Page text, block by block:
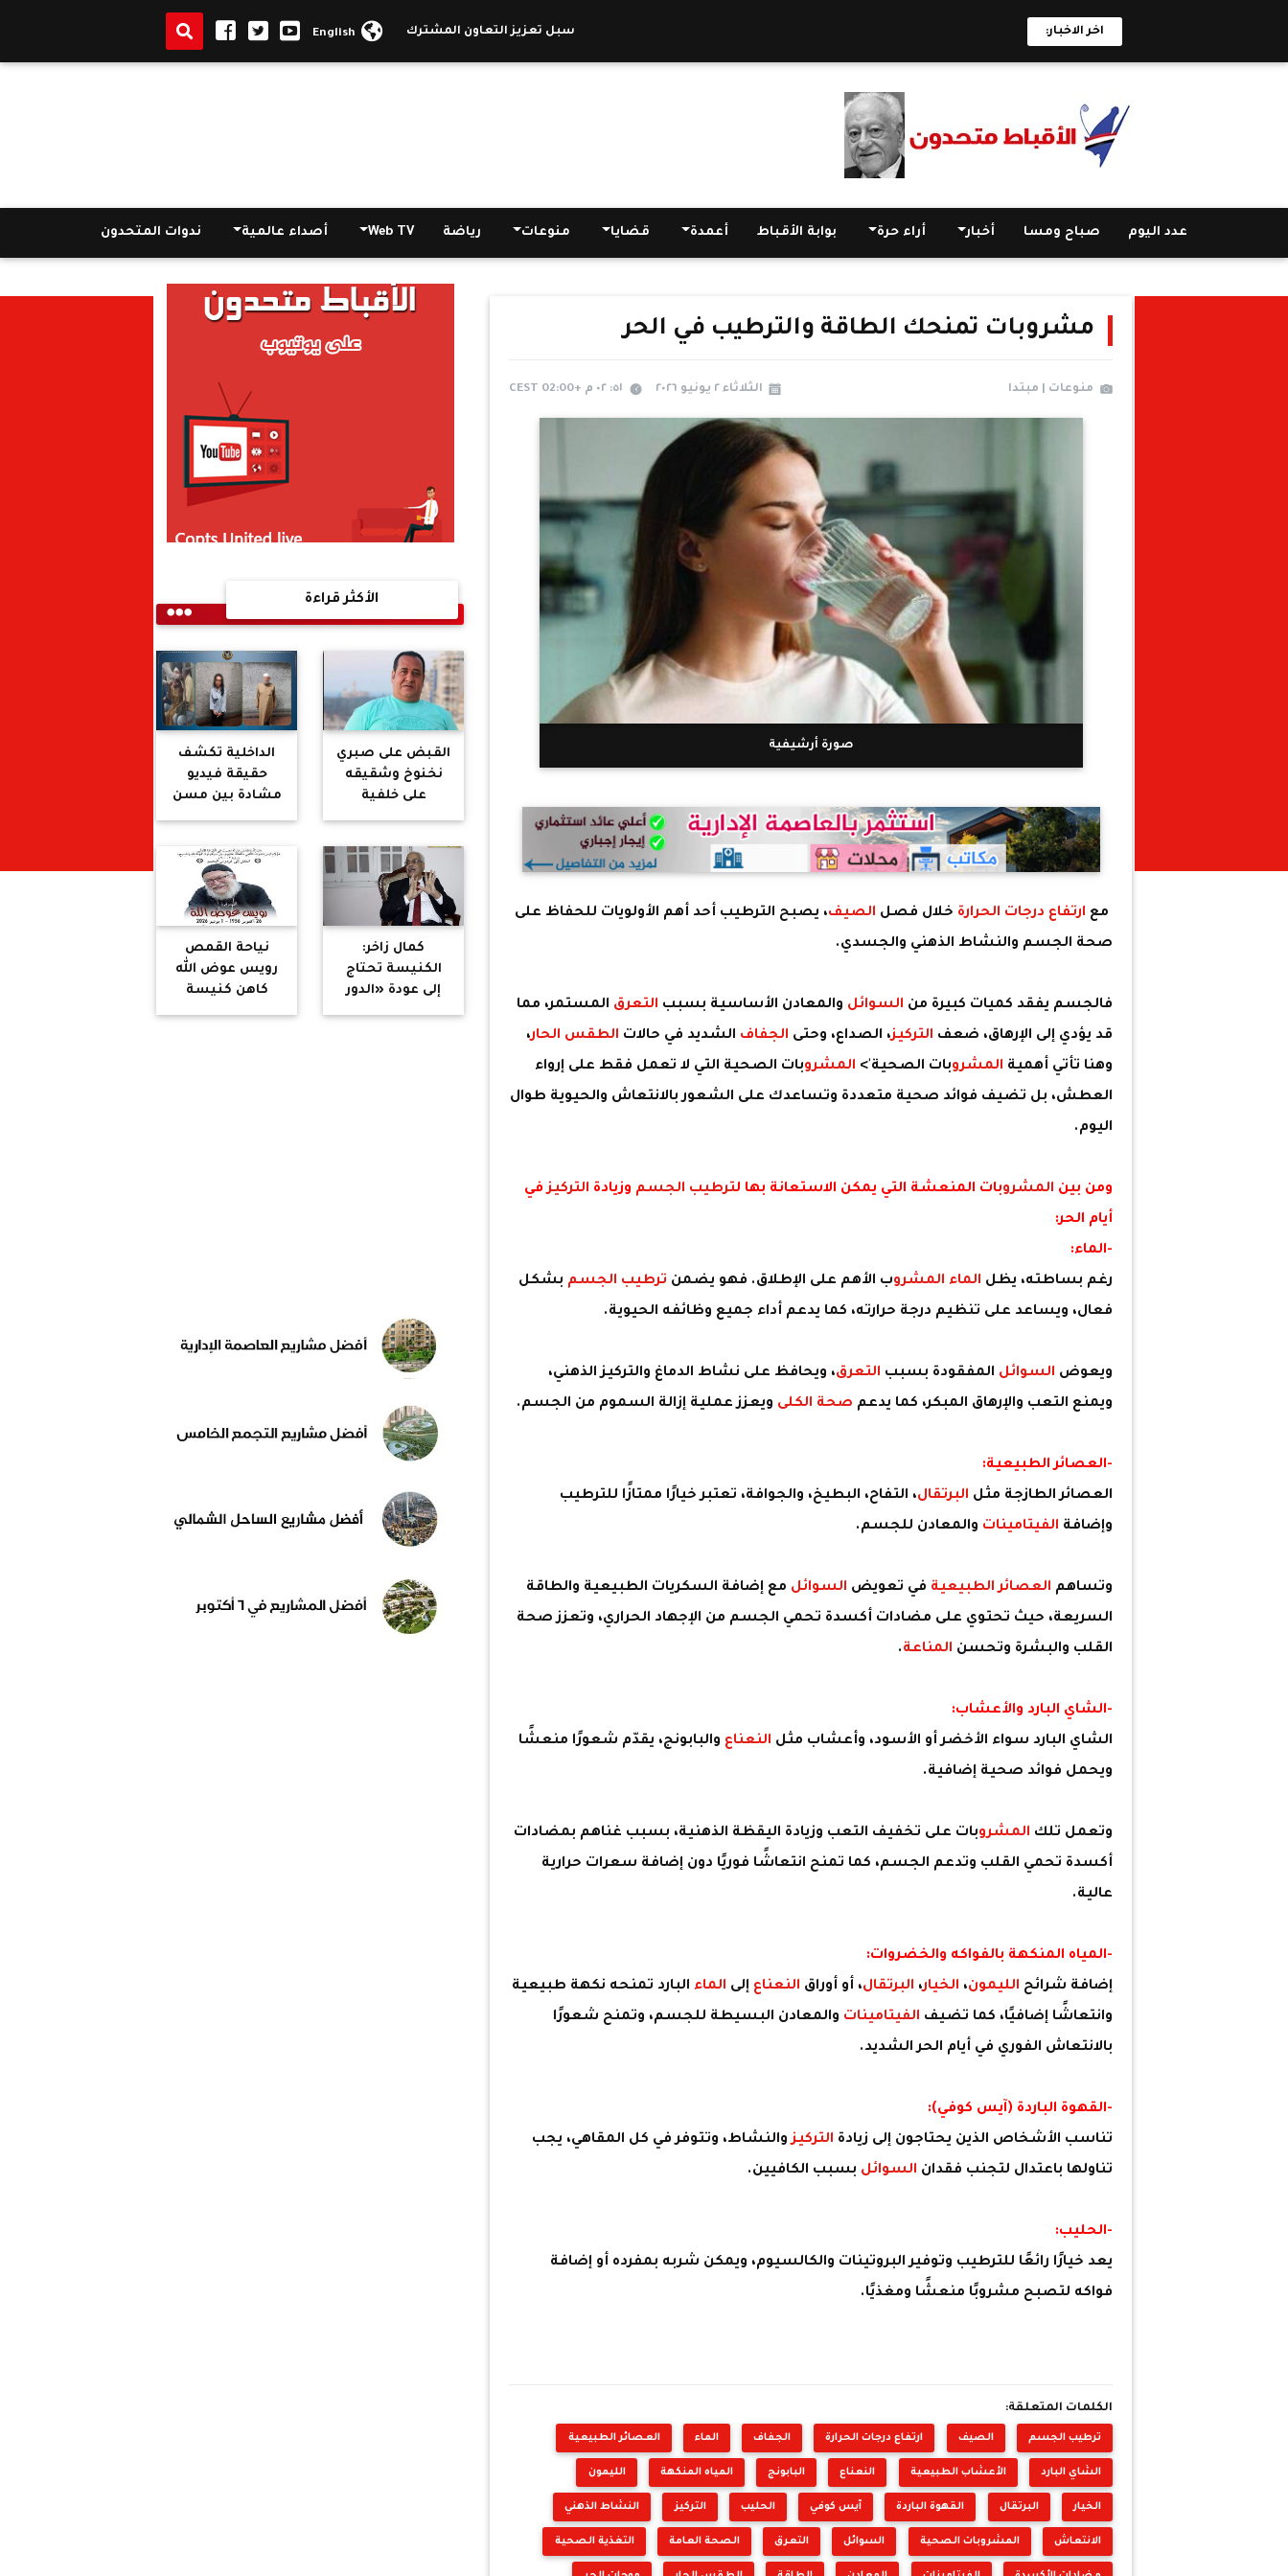
اخر الاخبار: وزير السياحة والآثار يبحث مع سفير سنغافورة بالقاهرة والرئيس التنفيذي لمجموعة NEON Global سبل تعزيز التعاون المشترك English
عدد اليوم صباح ومسا أخبار أراء حرة بوابة الأقباط أعمدة قضايا منوعات رياضة Web TV أصداء عالمية ندوات المتحدون
مشروبات تمنحك الطاقة والترطيب في الحر
منوعات | مبتدا الثلاثاء ٢ يونيو ٢٠٢٦ ٥١: ٠٢ م +02:00 CEST
صورة أرشيفية
مع ارتفاع درجات الحرارة خلال فصل الصيف، يصبح الترطيب أحد أهم الأولويات للحفاظ على
صحة الجسم والنشاط الذهني والجسدي.
فالجسم يفقد كميات كبيرة من السوائل والمعادن الأساسية بسبب التعرق المستمر، مما
قد يؤدي إلى الإرهاق، ضعف التركيز، الصداع، وحتى الجفاف الشديد في حالات الطقس الحار،
وهنا تأتي أهمية المشروبات الصحية'> المشروبات الصحية التي لا تعمل فقط على إرواء
العطش، بل تضيف فوائد صحية متعددة وتساعدك على الشعور بالانتعاش والحيوية طوال
اليوم.
ومن بين المشروبات المنعشة التي يمكن الاستعانة بها لترطيب الجسم وزيادة التركيزفي
أيام الحر:
-الماء:
رغم بساطته، يظل الماء المشروب الأهم على الإطلاق. فهو يضمن ترطيب الجسم بشكل
فعال، ويساعد على تنظيم درجة حرارته، كما يدعم أداء جميع وظائفه الحيوية.
ويعوض السوائل المفقودة بسبب التعرق، ويحافظ على نشاط الدماغ والتركيز الذهني،
ويمنع التعب والإرهاق المبكر، كما يدعم صحة الكلى ويعزز عملية إزالة السموم من الجسم.
-العصائر الطبيعية:
العصائر الطازجة مثل البرتقال، التفاح، البطيخ، والجوافة، تعتبر خيارًا ممتازًا للترطيب
وإضافة الفيتامينات والمعادن للجسم.
وتساهم العصائر الطبيعية في تعويض السوائل مع إضافة السكريات الطبيعية والطاقة
السريعة، حيث تحتوي على مضادات أكسدة تحمي الجسم من الإجهاد الحراري، وتعزز صحة
القلب والبشرة وتحسن المناعة.
-الشاي البارد والأعشاب:
الشاي البارد سواء الأخضر أو الأسود، وأعشاب مثل النعناع والبابونج، يقدّم شعورًا منعشًا
ويحمل فوائد صحية إضافية.
وتعمل تلك المشروبات على تخفيف التعب وزيادة اليقظة الذهنية، بسبب غناهم بمضادات
أكسدة تحمي القلب وتدعم الجسم، كما تمنح انتعاشًا فوريًا دون إضافة سعرات حرارية
عالية.
-المياه المنكهة بالفواكه والخضروات:
إضافة شرائح الليمون، الخيار، البرتقال، أو أوراق النعناع إلى الماء البارد تمنحه نكهة طبيعية
وانتعاشًا إضافيًا، كما تضيف الفيتامينات والمعادن البسيطة للجسم، وتمنح شعورًا
بالانتعاش الفوري في أيام الحر الشديد.
-القهوة الباردة (آيس كوفي):
تناسب الأشخاص الذين يحتاجون إلى زيادة التركيزوالنشاط، وتتوفر في كل المقاهي، يجب
تناولها باعتدال لتجنب فقدان السوائل بسبب الكافيين.
-الحليب:
يعد خيارًا رائعًا للترطيب وتوفير البروتينات والكالسيوم، ويمكن شربه بمفرده أو إضافة
فواكه لتصبح مشروبًا منعشًا ومغذيًا.
الكلمات المتعلقة:
ترطيب الجسم الصيف ارتفاع درجات الحرارة الجفاف الماء العصائر الطبيعية
الشاي البارد الأعشاب الطبيعية النعناع البابونج المياه المنكهة الليمون
الخيار البرتقال القهوة الباردة آيس كوفي الحليب التركيز النشاط الذهني
الانتعاش المشروبات الصحية السوائل التعرق الصحة العامة التغذية الصحية
الأكثر قراءة
القبض على صبري
نخنوخ وشقيقه
على خلفية
الداخلية تكشف
حقيقة فيديو
مشادة بين مسن
كمال زاخر:
الكنيسة تحتاج
إلى عودة «الدور
العلمانى»..
نياحة القمص
رويس عوض الله
كاهن كنيسة
العذراء والأنبا